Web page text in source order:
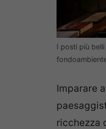
I posti più
Imparare
ricchezza